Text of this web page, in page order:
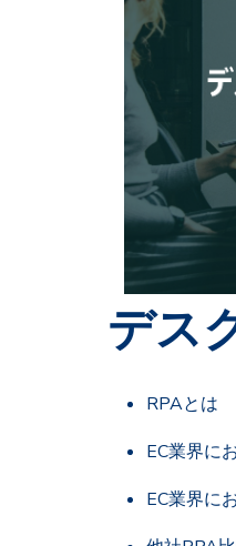
デス
RPAとは
EC業界に
EC業界に